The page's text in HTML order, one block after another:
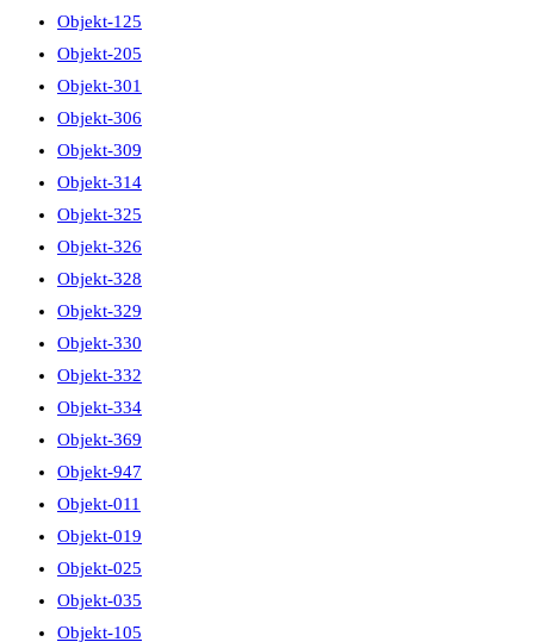
Objekt-125
Objekt-205
Objekt-301
Objekt-306
Objekt-309
Objekt-314
Objekt-325
Objekt-326
Objekt-328
Objekt-329
Objekt-330
Objekt-332
Objekt-334
Objekt-369
Objekt-947
Objekt-011
Objekt-019
Objekt-025
Objekt-035
Objekt-105